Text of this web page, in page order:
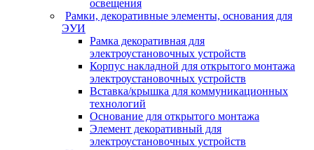
освещения
Рамки, декоративные элементы, основания для
ЭУИ
Рамка декоративная для
электроустановочных устройств
Корпус накладной для открытого монтажа
электроустановочных устройств
Вставка/крышка для коммуникационных
технологий
Основание для открытого монтажа
Элемент декоративный для
электроустановочных устройств